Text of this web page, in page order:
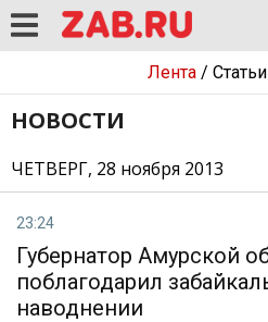
Лента/ Статьи
НОВОСТИ
ЧЕТВЕРГ, 28 ноября 2013
23:24
Губернатор Амурской
поблагодарил
наводнении